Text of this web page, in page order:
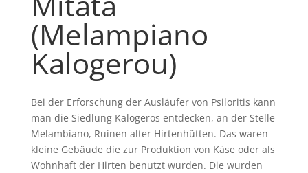
(Melampiano
Kalogerou)
Bei der Erforschung der Ausläufer von Psiloritis kann
man die Siedlung Kalogeros entdecken, an der Stelle
Melambiano, Ruinen alter Hirtenhütten. Das waren
kleine Gebäude die zur Produktion von Käse oder als
Wohnhaft der Hirten benutzt wurden. Die wurden